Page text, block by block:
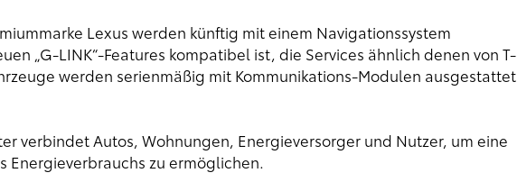
Lexus werden künftig mit einem Navigationssystem
„G-LINK“-Features kompatibel ist, die Services ähnlich denen von T-
werden serienmäßig mit Kommunikations-Modulen ausgestattet
verbindet Autos, Wohnungen, Energieversorger und Nutzer, um eine
Energieverbrauchs zu ermöglichen.